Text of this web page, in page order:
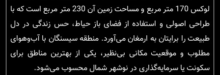
لوکس 170 متر مربع و مساحت زمین آن 230 متر مربع است که با
طراحی اصولی و استفاده از فضای باز حیاط، حس زندگی در دل
طبیعت را برایتان به ارمغان می‌آورد. منطقه سیسنگان با آب‌وهوای
مطلوب و موقعیت مکانی بی‌نظیر، یکی از بهترین مناطق برای
سکونت یا سرمایه‌گذاری در نوشهر شمال محسوب می‌شود.